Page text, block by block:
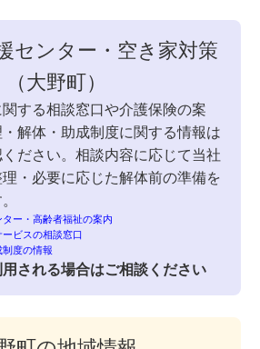
センター・空き家対策
（大野町）
する相談窓口や介護保険の案
解体・助成制度に関する情報は
ださい。相談内容に応じて当社
・必要に応じた解体前の準備を
ー・高齢者福祉の案内
ビスの相談窓口
制度の情報
用される場合はご相談ください